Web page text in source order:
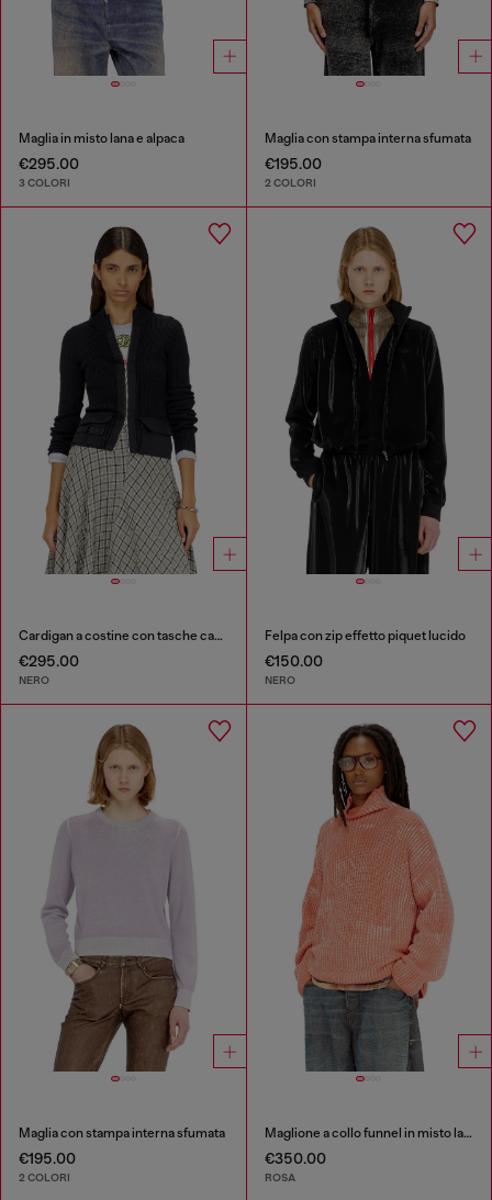
Maglia in misto lana e alpaca
€295.00
3 COLORI
Maglia con stampa interna sfumata
€195.00
2 COLORI
Cardigan a costine con tasche cargo
€295.00
NERO
Felpa con zip effetto piquet lucido
€150.00
NERO
Maglia con stampa interna sfumata
€195.00
2 COLORI
Maglione a collo funnel in misto lana a costine
€350.00
ROSA